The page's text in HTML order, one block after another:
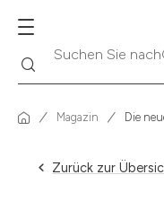
Suchen Sie nach
Magazin Die
Zurück zur